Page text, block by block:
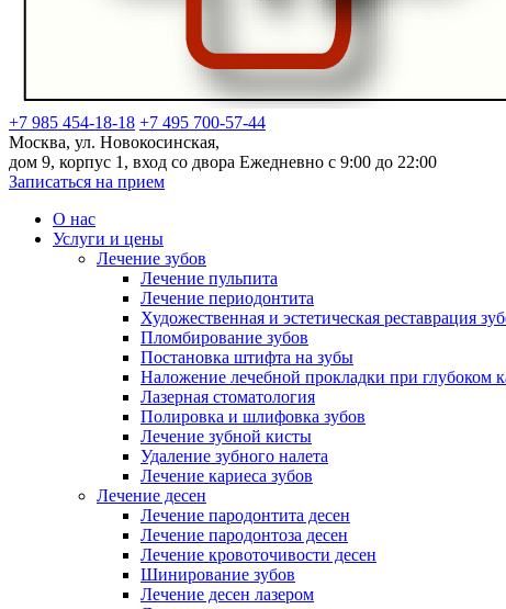
+7 985 454-18-18 +7 495 700-57-44
Москва, ул. Новокосинская,
дом 9, корпус 1, вход со двора Ежедневно с 9:00 до 22:00
Записаться на прием
О нас
Услуги и цены
Лечение зубов
Лечение пульпита
Лечение периодонтита
Художественная и эстетическая реставрация
Пломбирование зубов
Постановка штифта на зубы
Наложение лечебной прокладки при глубоком
Лазерная стоматология
Полировка и шлифовка зубов
Лечение зубной кисты
Удаление зубного налета
Лечение кариеса зубов
Лечение десен
Лечение пародонтита десен
Лечение пародонтоза десен
Лечение кровоточивости десен
Шинирование зубов
Лечение десен лазером